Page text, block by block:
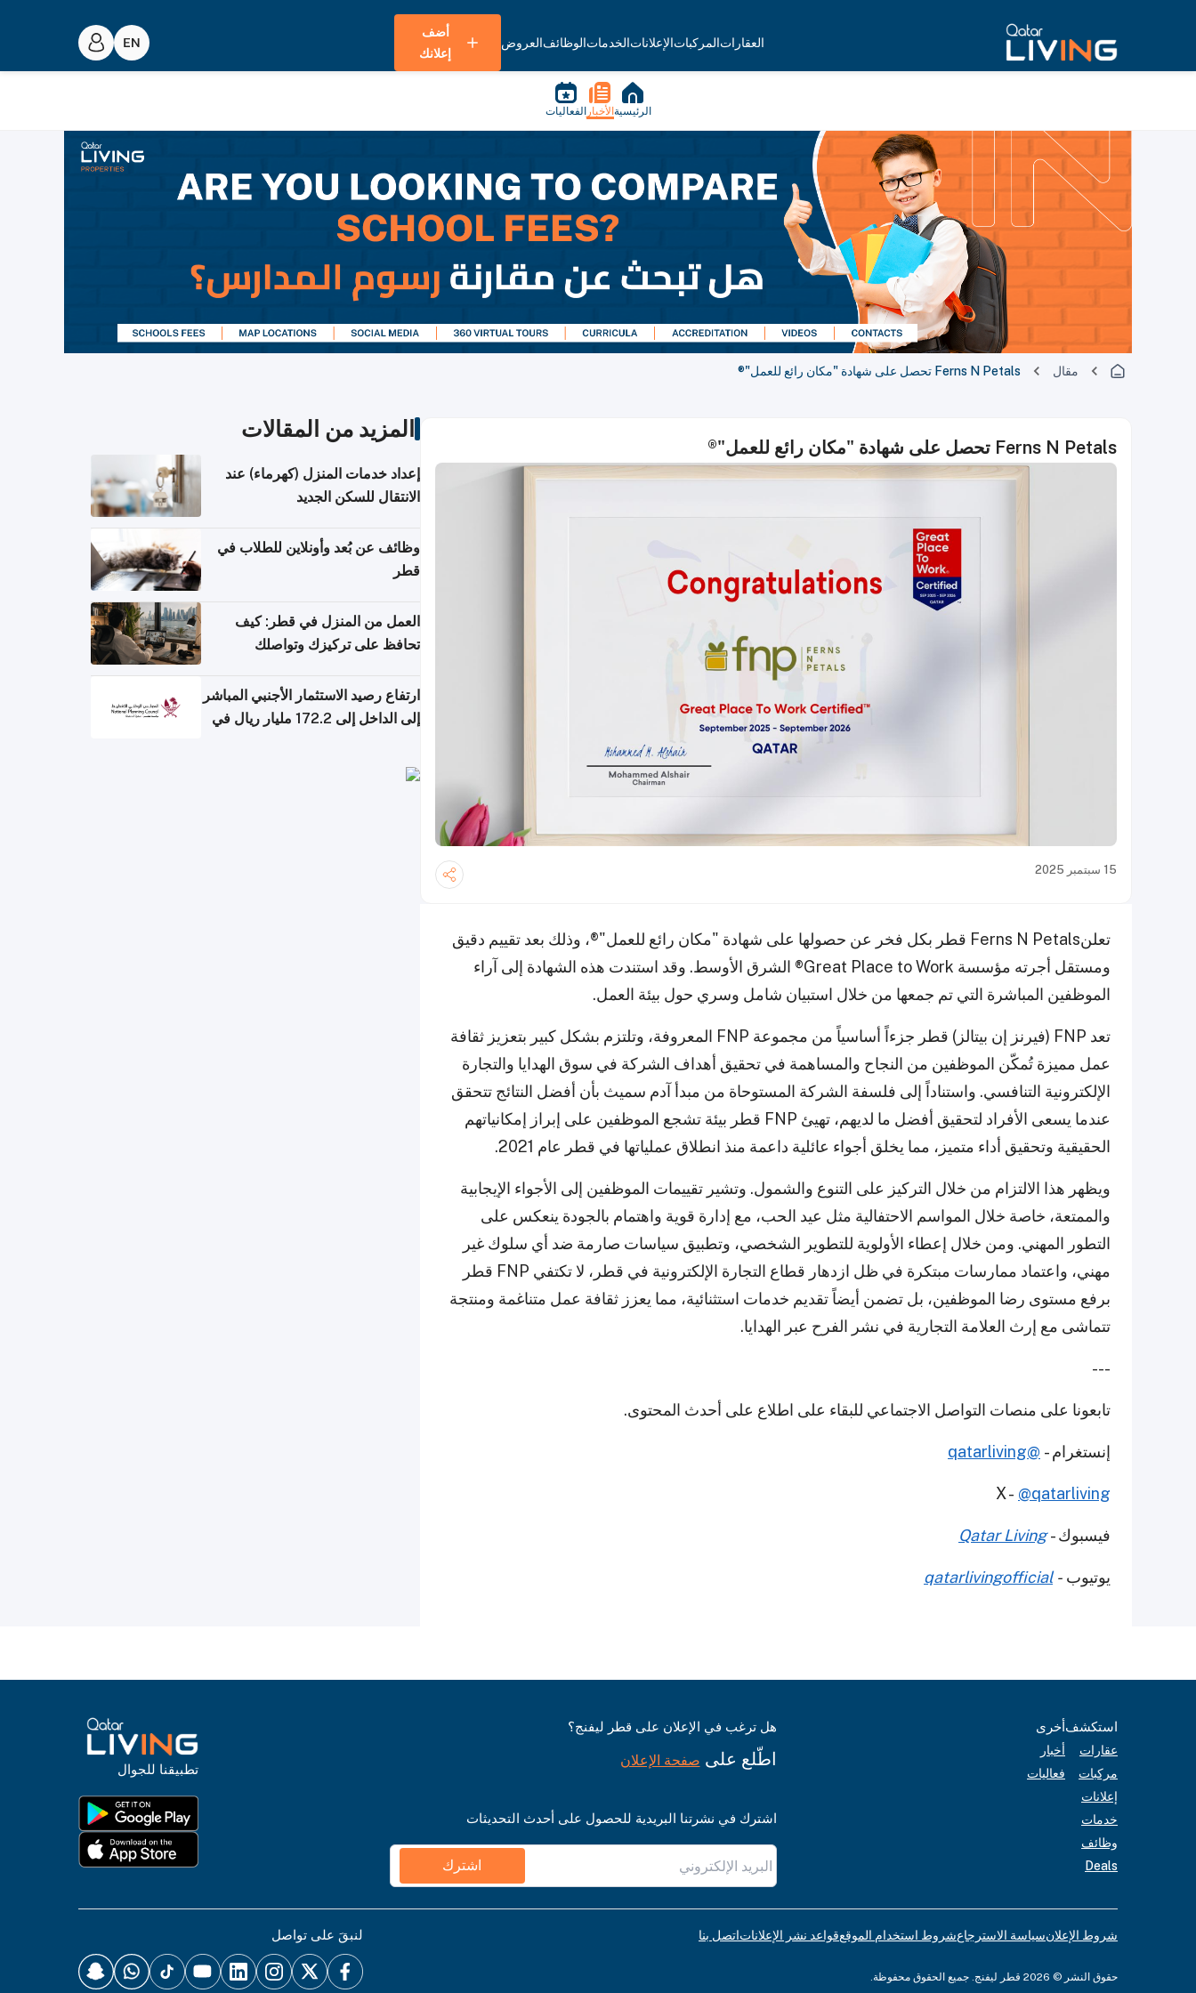
العقاراتالمركباتالإعلاناتالخدماتالوظائفالعروض
أضف
إعلانك
الرئيسية الأخبار الفعاليات
مقال Ferns N Petals تحصل على شهادة "مكان رائع للعمل"®
Ferns N Petals تحصل على شهادة "مكان رائع للعمل"®
15 سبتمبر 2025
تعلنFerns N Petals قطر بكل فخر عن حصولها على شهادة "مكان رائع للعمل"®، وذلك بعد تقييم دقيق
ومستقل أجرته مؤسسة Great Place to Work® الشرق الأوسط. وقد استندت هذه الشهادة إلى آراء
الموظفين المباشرة التي تم جمعها من خلال استبيان شامل وسري حول بيئة العمل.
تعد FNP (فيرنز إن بيتالز) قطر جزءاً أساسياً من مجموعة FNP المعروفة، وتلتزم بشكل كبير بتعزيز ثقافة
عمل مميزة تُمكّن الموظفين من النجاح والمساهمة في تحقيق أهداف الشركة في سوق الهدايا والتجارة
الإلكترونية التنافسي. واستناداً إلى فلسفة الشركة المستوحاة من مبدأ آدم سميث بأن أفضل النتائج تتحقق
عندما يسعى الأفراد لتحقيق أفضل ما لديهم، تهيئ FNP قطر بيئة تشجع الموظفين على إبراز إمكانياتهم
الحقيقية وتحقيق أداء متميز، مما يخلق أجواء عائلية داعمة منذ انطلاق عملياتها في قطر عام 2021.
ويظهر هذا الالتزام من خلال التركيز على التنوع والشمول. وتشير تقييمات الموظفين إلى الأجواء الإيجابية
والممتعة، خاصة خلال المواسم الاحتفالية مثل عيد الحب، مع إدارة قوية واهتمام بالجودة ينعكس على
التطور المهني. ومن خلال إعطاء الأولوية للتطوير الشخصي، وتطبيق سياسات صارمة ضد أي سلوك غير
مهني، واعتماد ممارسات مبتكرة في ظل ازدهار قطاع التجارة الإلكترونية في قطر، لا تكتفي FNP قطر
برفع مستوى رضا الموظفين، بل تضمن أيضاً تقديم خدمات استثنائية، مما يعزز ثقافة عمل متناغمة ومنتجة
تتماشى مع إرث العلامة التجارية في نشر الفرح عبر الهدايا.
---
تابعونا على منصات التواصل الاجتماعي للبقاء على اطلاع على أحدث المحتوى.
إنستغرام - @qatarliving
X - @qatarliving
فيسبوك -Qatar Living
يوتيوب -
qatarlivingofficial
المزيد من المقالات
إعداد خدمات المنزل (كهرماء) عند
الانتقال للسكن الجديد
وظائف عن بُعد وأونلاين للطلاب في
قطر
العمل من المنزل في قطر: كيف
تحافظ على تركيزك وتواصلك
ارتفاع رصيد الاستثمار الأجنبي المباشر
إلى الداخل إلى 172.2 مليار ريال في
استكشف
عقارات
مركبات
إعلانات
خدمات
وظائف
Deals
أخرى
أخبار
فعاليات
هل ترغب في الإعلان على قطر ليفنج؟
اطّلع على صفحة الإعلان
اشترك في نشرتنا البريدية للحصول على أحدث التحديثات
اشترك
تطبيقنا للجوال
شروط الإعلانسياسة الاسترجاعشروط استخدام الموقعقواعد نشر الإعلاناتاتصل بنا
حقوق النشر © 2026 قطر ليفنج. جميع الحقوق محفوظة.
لنبقَ على تواصل